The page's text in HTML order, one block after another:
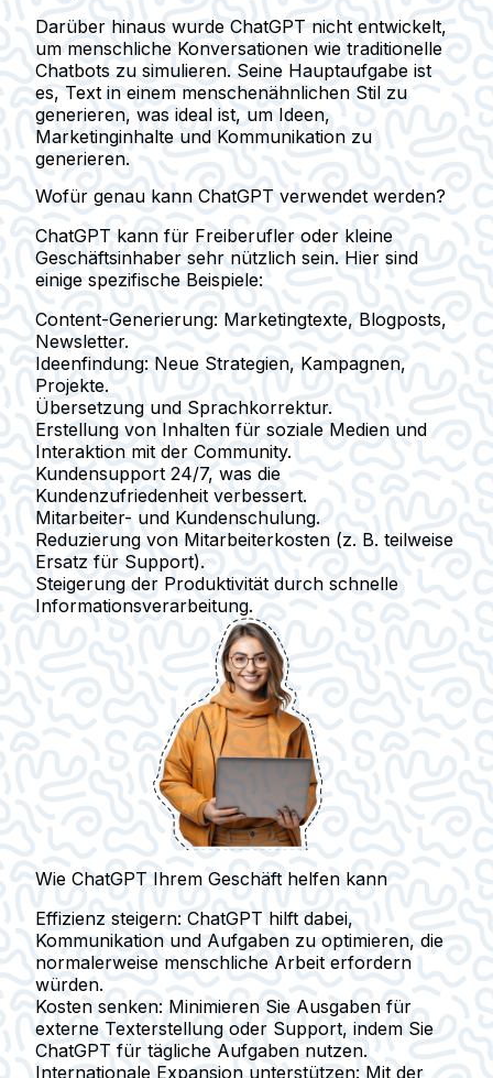
Darüber hinaus wurde ChatGPT nicht entwickelt,
um menschliche Konversationen wie traditionelle
Chatbots zu simulieren. Seine Hauptaufgabe ist
es, Text in einem menschenähnlichen Stil zu
generieren, was ideal ist, um Ideen,
Marketinginhalte und Kommunikation zu
generieren.
Wofür genau kann ChatGPT verwendet werden?
ChatGPT kann für Freiberufler oder kleine
Geschäftsinhaber sehr nützlich sein. Hier sind
einige spezifische Beispiele:
Content-Generierung: Marketingtexte, Blogposts,
Newsletter.
Ideenfindung: Neue Strategien, Kampagnen,
Projekte.
Übersetzung und Sprachkorrektur.
Erstellung von Inhalten für soziale Medien und
Interaktion mit der Community.
Kundensupport 24/7, was die
Kundenzufriedenheit verbessert.
Mitarbeiter- und Kundenschulung.
Reduzierung von Mitarbeiterkosten (z. B. teilweise
Ersatz für Support).
Steigerung der Produktivität durch schnelle
Informationsverarbeitung.
Wie ChatGPT Ihrem Geschäft helfen kann
Effizienz steigern: ChatGPT hilft dabei,
Kommunikation und Aufgaben zu optimieren, die
normalerweise menschliche Arbeit erfordern
würden.
Kosten senken: Minimieren Sie Ausgaben für
externe Texterstellung oder Support, indem Sie
ChatGPT für tägliche Aufgaben nutzen.
Internationale Expansion unterstützen: Mit der